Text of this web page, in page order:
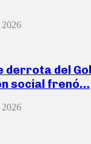
2026
derrota del
social frenó…
2026